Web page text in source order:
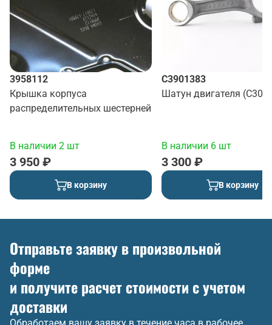
3958112
Крышка корпуса
распределительных шестерней
В наличии 2 шт
3 950 ₽
В корзину
C3901383
Шатун двигателя (С300)
В наличии 6 шт
3 300 ₽
В корзину
Отправьте заявку в произвольной
форме
и получите расчет стоимости с учетом
доставки